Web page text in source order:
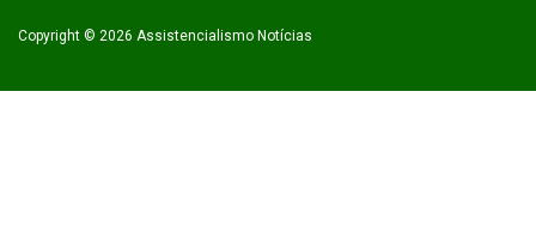
Copyright © 2026 Assistencialismo Notícias